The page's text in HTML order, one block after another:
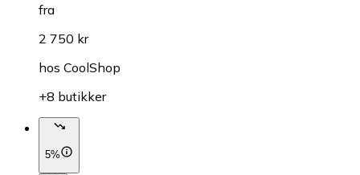
fra
2 750 kr
hos CoolShop
+8 butikker
5%